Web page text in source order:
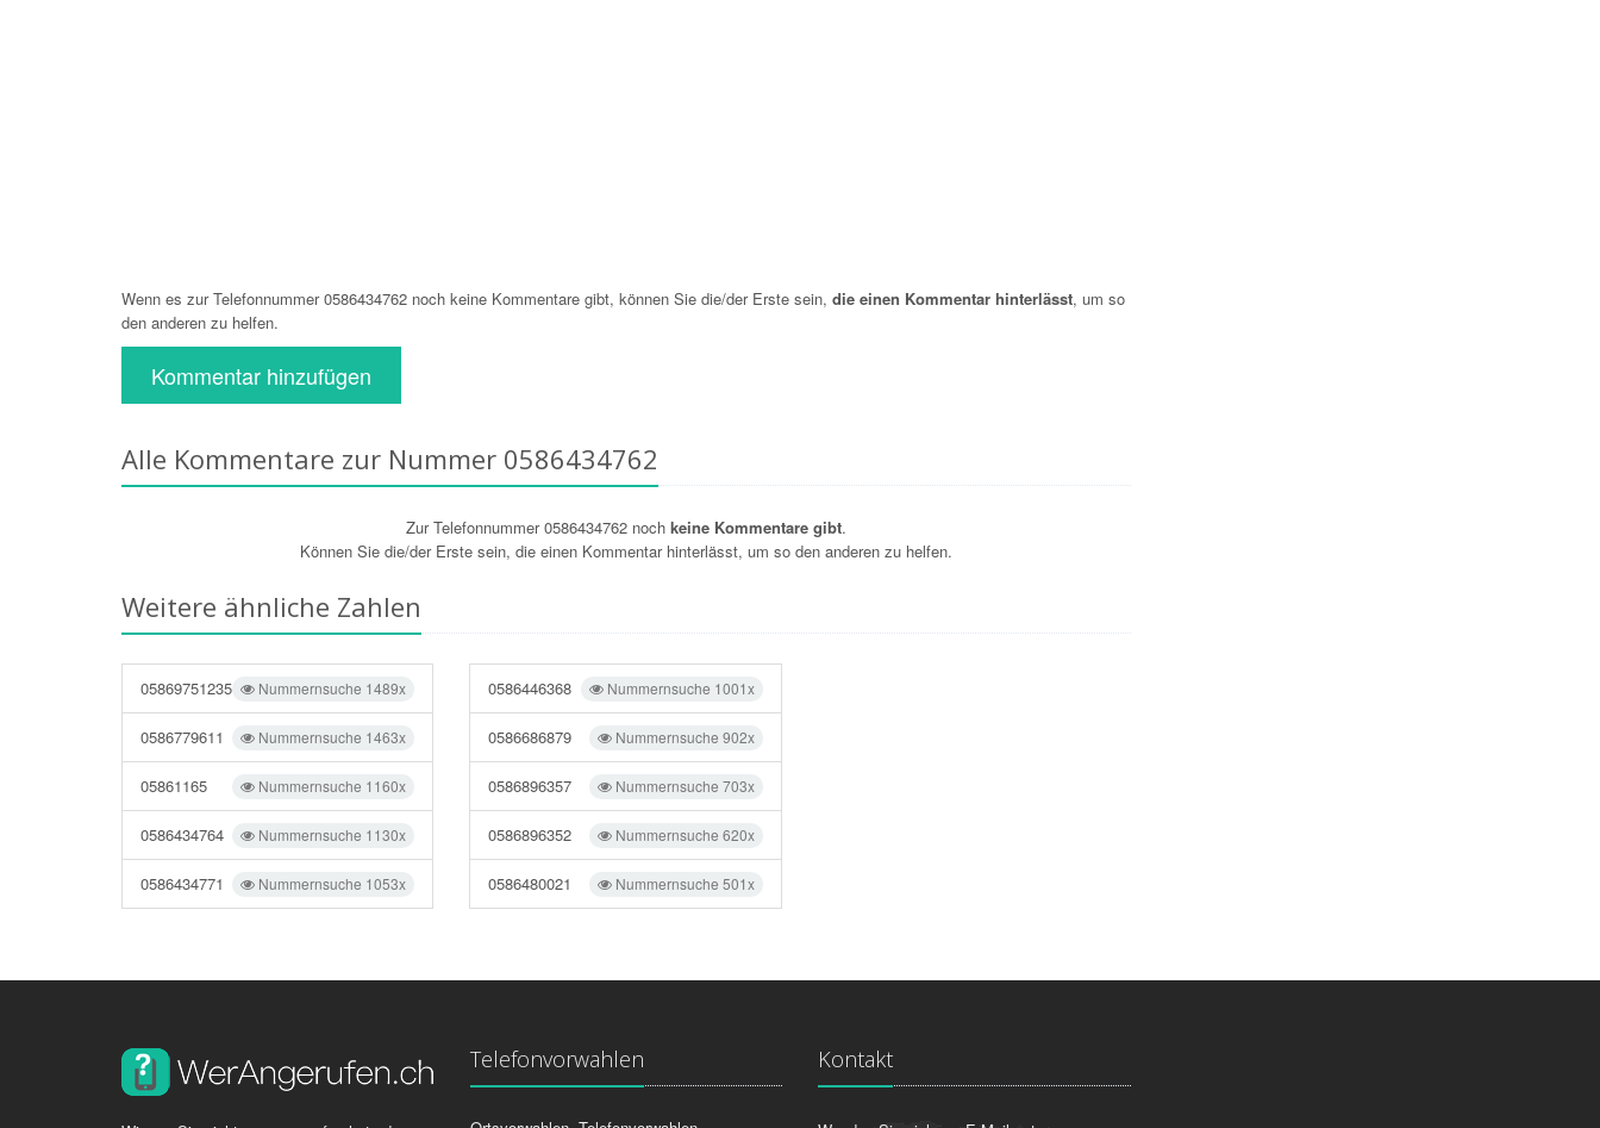
Wenn es zur Telefonnummer 0586434762 noch keine Kommentare gibt, können Sie die/der Erste sein, die einen Kommentar hinterlässt, um so
den anderen zu helfen.
Kommentar hinzufügen
Alle Kommentare zur Nummer 0586434762
Zur Telefonnummer 0586434762 noch keine Kommentare gibt.
Können Sie die/der Erste sein, die einen Kommentar hinterlässt, um so den anderen zu helfen.
Weitere ähnliche Zahlen
Nummernsuche 1489x
05869751235
Nummernsuche 1463x
0586779611
Nummernsuche 1160x
05861165
Nummernsuche 1130x
0586434764
Nummernsuche 1053x
0586434771
Nummernsuche 1001x
0586446368
Nummernsuche 902x
0586686879
Nummernsuche 703x
0586896357
Nummernsuche 620x
0586896352
Nummernsuche 501x
0586480021
Telefonvorwahlen Kontakt